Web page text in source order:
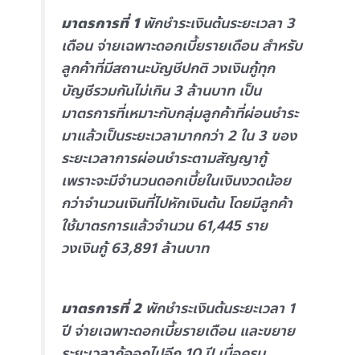
มาตรการที่ 1พักชำระเงินต้นระยะเวลา 3
เดือน จ่ายเฉพาะดอกเบี้ยรายเดือน สำหรับ
ลูกค้าที่มีสถานะบัญชีปกติ วงเงินกู้ทุก
บัญชีรวมกันไม่เกิน 3 ล้านบาท เป็น
มาตรการที่เหมาะกับกลุ่มลูกค้าที่ผ่อนชำระ
มาแล้วเป็นระยะเวลามากกว่า 2 ใน 3 ของ
ระยะเวลาการผ่อนชำระตามสัญญากู้
เพราะจะมีจำนวนดอกเบี้ยในเงินงวดน้อย
กว่าจำนวนเงินที่ไปหักเงินต้น โดยมีลูกค้า
ใช้มาตรการแล้วจำนวน 61,445 ราย
วงเงินกู้ 63,891 ล้านบาท
มาตรการที่ 2พักชำระเงินต้นระยะเวลา 1
ปี จ่ายเฉพาะดอกเบี้ยรายเดือน และขยาย